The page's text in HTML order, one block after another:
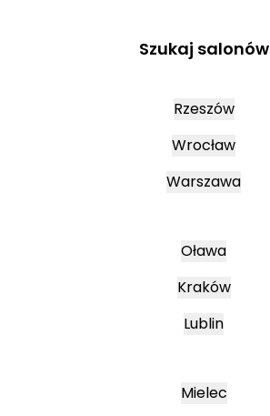
Szukaj salonów
Rzeszów
Wrocław
Warszawa
Oława
Kraków
Lublin
Mielec